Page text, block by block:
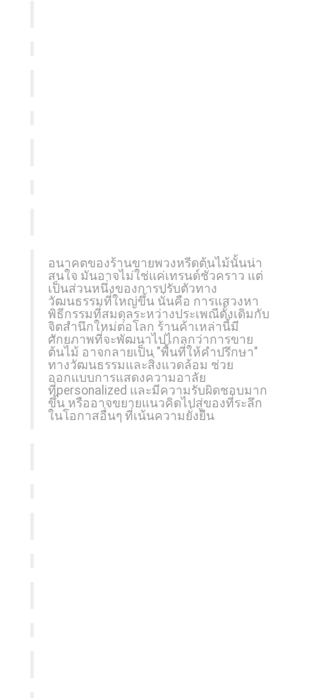
อนาคตของร้านขายพวงหรีดต้นไม้นั้นน่า
สนใจ มันอาจไม่ใช่แค่เทรนด์ชั่วคราว แต่
เป็นส่วนหนึ่งของการปรับตัวทาง
วัฒนธรรมที่ใหญ่ขึ้น นั่นคือ การแสวงหา
พิธีกรรมที่สมดุลระหว่างประเพณีดั้งเดิมกับ
จิตสำนึกใหม่ต่อโลก ร้านค้าเหล่านี้มี
ศักยภาพที่จะพัฒนาไปไกลกว่าการขาย
ต้นไม้ อาจกลายเป็น "พื้นที่ให้คำปรึกษา"
ทางวัฒนธรรมและสิ่งแวดล้อม ช่วย
ออกแบบการแสดงความอาลัย
ที่personalized และมีความรับผิดชอบมาก
ขึ้น หรืออาจขยายแนวคิดไปสู่ของที่ระลึก
ในโอกาสอื่นๆ ที่เน้นความยั่งยืน